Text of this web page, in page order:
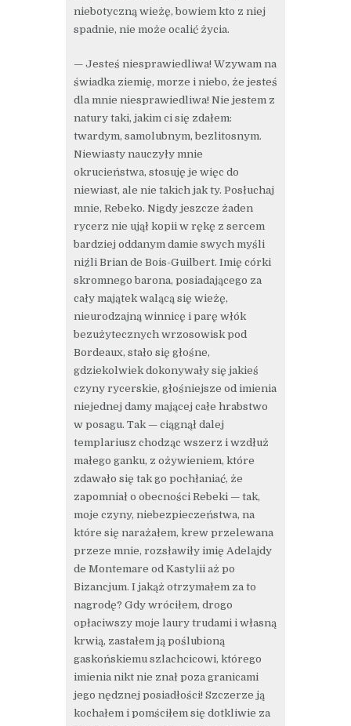
niebotyczną wieżę, bowiem kto z niej
spadnie, nie może ocalić życia.
— Jesteś niesprawiedliwa! Wzywam na
świadka ziemię, morze i niebo, że jesteś
dla mnie niesprawiedliwa! Nie jestem z
natury taki, jakim ci się zdałem:
twardym, samolubnym, bezlitosnym.
Niewiasty nauczyły mnie
okrucieństwa, stosuję je więc do
niewiast, ale nie takich jak ty. Posłuchaj
mnie, Rebeko. Nigdy jeszcze żaden
rycerz nie ujął kopii w rękę z sercem
bardziej oddanym damie swych myśli
niźli Brian de Bois-Guilbert. Imię córki
skromnego barona, posiadającego za
cały majątek walącą się wieżę,
nieurodzajną winnicę i parę włók
bezużytecznych wrzosowisk pod
Bordeaux, stało się głośne,
gdziekolwiek dokonywały się jakieś
czyny rycerskie, głośniejsze od imienia
niejednej damy mającej całe hrabstwo
w posagu. Tak — ciągnął dalej
templariusz chodząc wszerz i wzdłuż
małego ganku, z ożywieniem, które
zdawało się tak go pochłaniać, że
zapomniał o obecności Rebeki — tak,
moje czyny, niebezpieczeństwa, na
które się narażałem, krew przelewana
przeze mnie, rozsławiły imię Adelajdy
de Montemare od Kastylii aż po
Bizancjum. I jakąż otrzymałem za to
nagrodę? Gdy wróciłem, drogo
opłaciwszy moje laury trudami i własną
krwią, zastałem ją poślubioną
gaskońskiemu szlachcicowi, którego
imienia nikt nie znał poza granicami
jego nędznej posiadłości! Szczerze ją
kochałem i pomściłem się dotkliwie za